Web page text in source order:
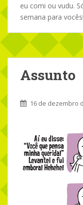
eu comi ou vudu.
semana para vocês!
Assunto
16 de dezembro